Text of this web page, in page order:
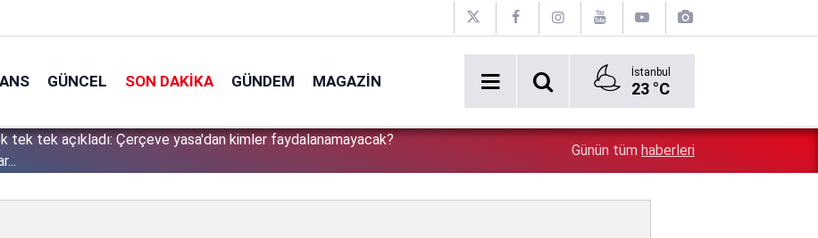
GÜNCEL SON DAKIKA GÜNDEM MAGAZIN İstanbul
23 °C
tek tek açıkladı: Çerçeve yasa'dan kimler faydalanamayacak?
Özgür Özel'e şok! Yüzde 50 ile kazandıkları il, CHP'de
Günün tüm haberleri